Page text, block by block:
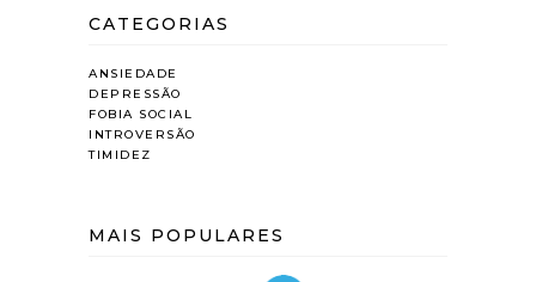
CATEGORIAS
ANSIEDADE
DEPRESSÃO
FOBIA SOCIAL
INTROVERSÃO
TIMIDEZ
MAIS POPULARES